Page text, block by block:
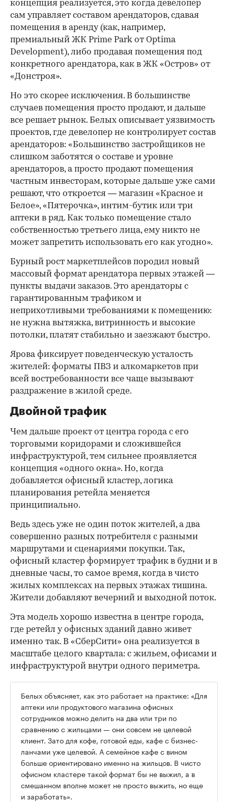
концепция реализуется, это когда девелопер
сам управляет составом арендаторов, сдавая
помещения в аренду (как, например,
премиальный ЖК Prime Park от Optima
Development), либо продавая помещения под
конкретного арендатора, как в ЖК «Остров» от
«Донстроя».
Но это скорее исключения. В большинстве
случаев помещения просто продают, и дальше
все решает рынок. Белых описывает уязвимость
проектов, где девелопер не контролирует состав
арендаторов: «Большинство застройщиков не
слишком заботятся о составе и уровне
арендаторов, а просто продают помещения
частным инвесторам, которые дальше уже сами
решают, что откроется — магазин «Красное и
Белое», «Пятерочка», интим-бутик или три
аптеки в ряд. Как только помещение стало
собственностью третьего лица, ему никто не
может запретить использовать его как угодно».
Бурный рост маркетплейсов породил новый
массовый формат арендатора первых этажей —
пункты выдачи заказов. Это арендаторы с
гарантированным трафиком и
неприхотливыми требованиями к помещению:
не нужна вытяжка, витринность и высокие
потолки, платят стабильно и заезжают быстро.
Ярова фиксирует поведенческую усталость
жителей: форматы ПВЗ и алкомаркетов при
всей востребованности все чаще вызывают
раздражение в жилой среде.
Двойной трафик
Чем дальше проект от центра города с его
торговыми коридорами и сложившейся
инфраструктурой, тем сильнее проявляется
концепция «одного окна». Но, когда
добавляется офисный кластер, логика
планирования ретейла меняется
принципиально.
Ведь здесь уже не один поток жителей, а два
совершенно разных потребителя с разными
маршрутами и сценариями покупки. Так,
офисный кластер формирует трафик в будни и в
дневные часы, то самое время, когда в чисто
жилых комплексах на первых этажах тишина.
Жители добавляют вечерний и выходной поток.
Эта модель хорошо известна в центре города,
где ретейл у офисных зданий давно живет
именно так. В «СберСити» она реализуется в
масштабе целого квартала: с жильем, офисами и
инфраструктурой внутри одного периметра.
Белых объясняет, как это работает на практике: «Для
аптеки или продуктового магазина офисных
сотрудников можно делить на два или три по
сравнению с жильцами — они совсем не целевой
клиент. Зато для кофе, готовой еды, кафе с бизнес-
ланчами уже целевой. А семейное кафе с вином
больше ориентировано именно на жильцов. В чисто
офисном кластере такой формат бы не выжил, а в
смешанном вполне может не просто выжить, но еще
и заработать».